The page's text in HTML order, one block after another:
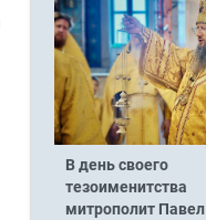
В день своего
тезоименитства
митрополит Павел